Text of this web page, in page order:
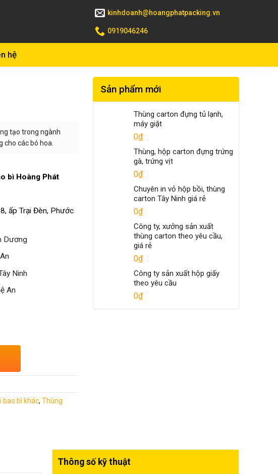
kinhdoanh@hoangphatpacking.vn
0919046246
hệ
tạo trong ngành
cho các bó hoa.
bì Hoàng Phát
ấp Trại Đèn, Phước
Dương
Ninh
An
bao bì khác, Thùng
Sản phẩm mới
Thùng carton đựng tủ lạnh,
máy giặt
0₫
Thùng, hộp carton đựng trứng
gà, trứng vịt
0₫
Chuyên in vỏ hộp bồi, thùng
carton Tây Ninh giá rẻ
0₫
Công ty, xưởng sản xuất
thùng carton theo yêu cầu,
giá rẻ
0₫
Công ty sản xuất hộp giấy
theo yêu cầu
0₫
Thông số kỹ thuật